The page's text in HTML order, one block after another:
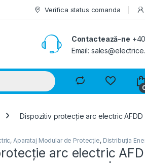
Verifica status comanda
Contactează-ne
Email:
Dispozitiv protecție arc electric AFDD
, Aparataj Modular de Protecție, Distribuția
arc electric